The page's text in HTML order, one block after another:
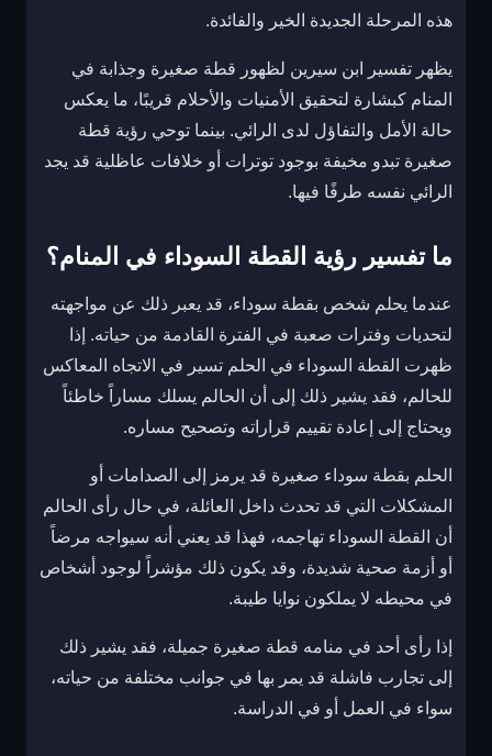
هذه المرحلة الجديدة الخير والفائدة.
يظهر تفسير ابن سيرين لظهور قطة صغيرة وجذابة في
المنام كبشارة لتحقيق الأمنيات والأحلام قريبًا، ما يعكس
حالة الأمل والتفاؤل لدى الرائي. بينما توحي رؤية قطة
صغيرة تبدو مخيفة بوجود توترات أو خلافات عاظلية قد يجد
الرائي نفسه طرفًا فيها.
ما تفسير رؤية القطة السوداء في المنام؟
عندما يحلم شخص بقطة سوداء، قد يعبر ذلك عن مواجهته
لتحديات وفترات صعبة في الفترة القادمة من حياته. إذا
ظهرت القطة السوداء في الحلم تسير في الاتجاه المعاكس
للحالم، فقد يشير ذلك إلى أن الحالم يسلك مساراً خاطئاً
ويحتاج إلى إعادة تقييم قراراته وتصحيح مساره.
الحلم بقطة سوداء صغيرة قد يرمز إلى الصدامات أو
المشكلات التي قد تحدث داخل العائلة، في حال رأى الحالم
أن القطة السوداء تهاجمه، فهذا قد يعني أنه سيواجه مرضاً
أو أزمة صحية شديدة، وقد يكون ذلك مؤشراً لوجود أشخاص
في محيطه لا يملكون نوايا طيبة.
إذا رأى أحد في منامه قطة صغيرة جميلة، فقد يشير ذلك
إلى تجارب فاشلة قد يمر بها في جوانب مختلفة من حياته،
سواء في العمل أو في الدراسة.